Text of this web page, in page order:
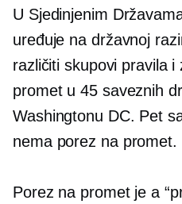
U Sjedinjenim
uređuje na državnoj
različiti skupovi pravila
promet u 45 saveznih
Washingtonu DC. Pet
nema porez na promet.
Porez na promet je a